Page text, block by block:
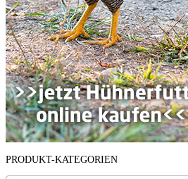
PRODUKT-KATEGORIEN